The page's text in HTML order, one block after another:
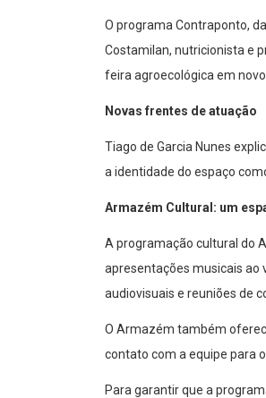
O programa Contraponto,
Costamilan, nutricionista e
feira agroecológica em
Novas frentes de atuação
Tiago de Garcia Nunes
a identidade do espaço
Armazém Cultural: um
A programação cultural do
apresentações musicais ao
audiovisuais e reuniões de
O Armazém também
contato com a equipe para
Para garantir que a